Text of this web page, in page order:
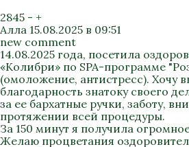
2845 - +
Алла 15.08.2025 в 09:51
new comment
14.08.2025 года, посетила
«Колибри» по SPA-программе
(омоложение, антистресс). Хочу
благодарность знатоку своего
за ее бархатные ручки, заботу,
протяжении всей процедуры.
За 150 минут я получила
Желаю процветания